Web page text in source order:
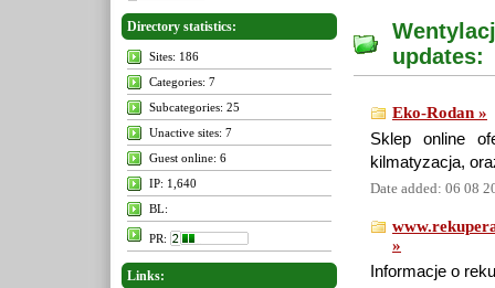
Directory statistics:
Sites: 186
Categories: 7
Subcategories: 25
Unactive sites: 7
Guest online: 6
IP: 1,640
BL:
PR:
Links:
updates:
Eko-Rodan »
Sklep online
kilmatyzacja,
Date added: 06 08
»
Informacje o